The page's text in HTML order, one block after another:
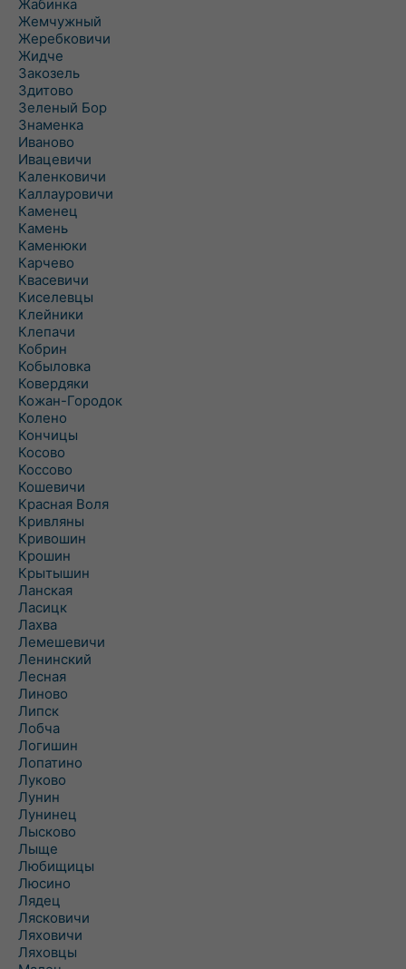
Жабинка
Жемчужный
Жеребковичи
Жидче
Закозель
Здитово
Зеленый Бор
Знаменка
Иваново
Ивацевичи
Каленковичи
Каллауровичи
Каменец
Камень
Каменюки
Карчево
Квасевичи
Киселевцы
Клейники
Клепачи
Кобрин
Кобыловка
Ковердяки
Кожан-Городок
Колено
Кончицы
Косово
Коссово
Кошевичи
Красная Воля
Кривляны
Кривошин
Крошин
Крытышин
Ланская
Ласицк
Лахва
Лемешевичи
Ленинский
Лесная
Линово
Липск
Лобча
Логишин
Лопатино
Луково
Лунин
Лунинец
Лысково
Лыще
Любищицы
Люсино
Лядец
Лясковичи
Ляховичи
Ляховцы